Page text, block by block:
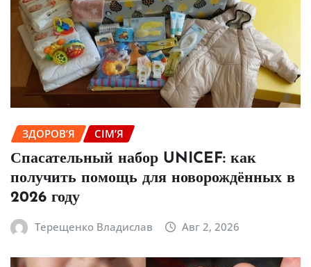
ЗДОРОВ’Я СІМ’Я
Спасательный набор UNICEF: как
получить помощь для новорождённых в
2026 году
Терещенко Владислав Авг 2, 2026